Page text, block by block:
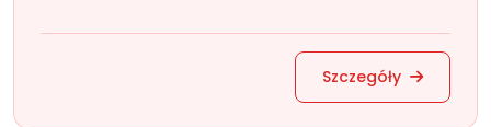
Szczegóły